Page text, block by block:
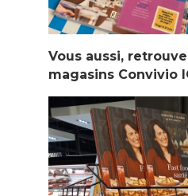
Vous aussi,
magasins Convivio